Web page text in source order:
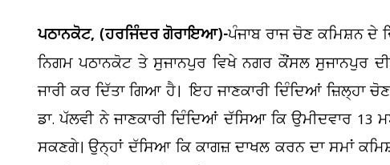
ਪਠਾਨਕੋਟ, (ਹਰਜਿੰਦਰ ਗੋਰਾਇਆ)-ਪੰਜਾਬ ਰਾਜ ਚੋਣ ਕਮਿਸ਼ਨ ਦੇ
ਨਿਗਮ ਪਠਾਨਕੋਟ ਤੇ ਸੁਜਾਨਪੁਰ ਵਿਖੇ ਨਗਰ ਕੌਂਸਲ ਸੁਜਾਨਪੁਰ
ਜਾਰੀ ਕਰ ਦਿੱਤਾ ਗਿਆ ਹੈ। ਇਹ ਜਾਣਕਾਰੀ ਦਿੰਦਿਆਂ ਜ਼ਿਲ੍ਹਾ
ਡਾ. ਪੱਲਵੀ ਨੇ ਜਾਣਕਾਰੀ ਦਿੰਦਿਆਂ ਦੱਸਿਆ ਕਿ ਉਮੀਦਵਾਰ
ਸਕਣਗੇ। ਉਨ੍ਹਾਂ ਦੱਸਿਆ ਕਿ ਕਾਗਜ਼ ਦਾਖਲ ਕਰਨ ਦਾ ਸਮਾਂ